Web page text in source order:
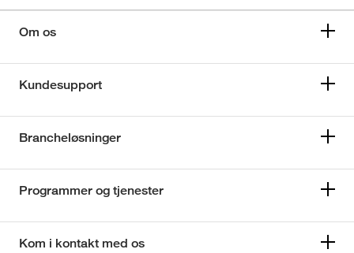
Om os
Kundesupport
Brancheløsninger
Programmer og tjenester
Kom i kontakt med os